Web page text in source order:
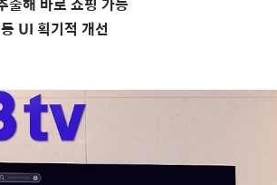
UI 획기적 개선